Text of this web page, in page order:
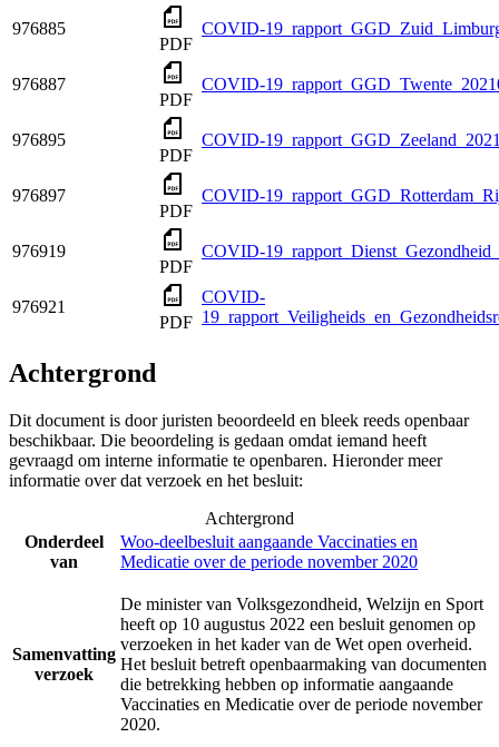
976885
PDF
COVID-
976887
PDF
COVID-
976895
PDF
COVID-
976897
PDF
COVID-
976919
PDF
COVID-
976921
PDF
COVID-
Achtergrond
Dit document is door juristen beoordeeld en bleek reeds openbaar
beschikbaar. Die beoordeling is gedaan omdat iemand heeft
gevraagd om interne informatie te openbaren. Hieronder meer
informatie over dat verzoek en het besluit:
Achtergrond
Onderdeel
van
Woo-deelbesluit aangaande Vaccinaties en
Medicatie over de periode november 2020
Samenvatting
verzoek
De minister van Volksgezondheid, Welzijn en Sport
heeft op 10 augustus 2022 een besluit genomen op
verzoeken in het kader van de Wet open overheid.
Het besluit betreft openbaarmaking van documenten
die betrekking hebben op informatie aangaande
Vaccinaties en Medicatie over de periode november
2020.